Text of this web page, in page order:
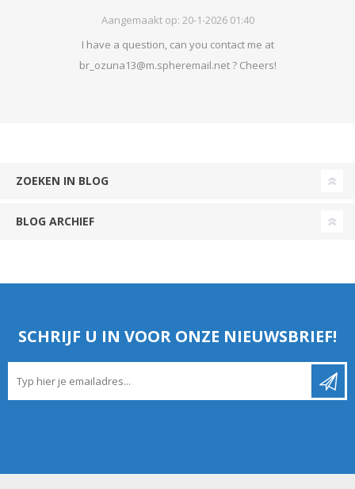
Aangemaakt op: 20-1-2026 01:40
I have a question, can you contact me at
br_ozuna13@m.spheremail.net ? Cheers!
ZOEKEN IN BLOG
BLOG ARCHIEF
SCHRIJF U IN VOOR ONZE NIEUWSBRIEF!